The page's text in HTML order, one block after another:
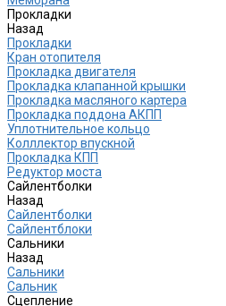
Прокладки
Назад
Прокладки
Кран отопителя
Прокладка двигателя
Прокладка клапанной крышки
Прокладка масляного картера
Прокладка поддона АКПП
Уплотнительное кольцо
Колллектор впускной
Прокладка КПП
Редуктор моста
Сайлентболки
Назад
Сайлентболки
Сайлентблоки
Сальники
Назад
Сальники
Сальник
Сцепление